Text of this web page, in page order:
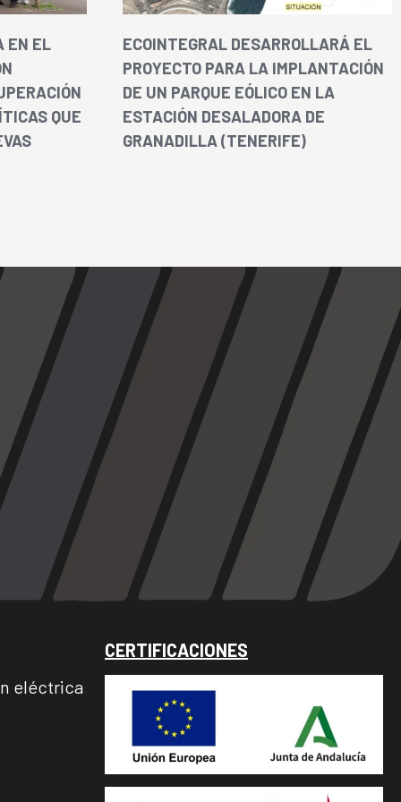
EN EL
QUE
ECOINTEGRAL DESARROLLARÁ EL
PROYECTO PARA LA IMPLANTACIÓN
DE UN PARQUE EÓLICO EN LA
ESTACIÓN DESALADORA DE
GRANADILLA (TENERIFE)
eléctrica
CERTIFICACIONES